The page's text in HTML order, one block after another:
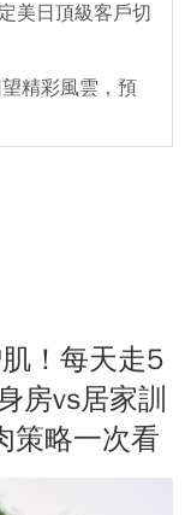
美日頂級客戶切
精彩風雲，預
！每天走5
房vs居家訓
策略一次看